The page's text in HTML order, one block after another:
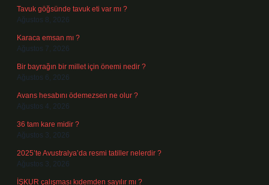
Tavuk göğsünde tavuk eti var mı ?
Ağustos 8, 2026
Karaca emsan mı ?
Ağustos 7, 2026
Bir bayrağın bir millet için önemi nedir ?
Ağustos 6, 2026
Avans hesabını ödemezsen ne olur ?
Ağustos 4, 2026
36 tam kare midir ?
Ağustos 3, 2026
2025’te Avustralya’da resmi tatiller nelerdir ?
Ağustos 3, 2026
İŞKUR çalışması kıdemden sayılır mı ?